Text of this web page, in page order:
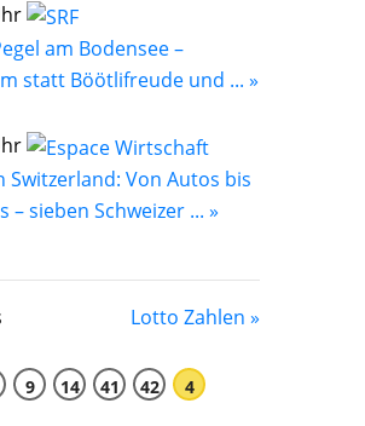
am Bodensee –
statt Böötlifreude und ... »
Switzerland: Von Autos bis
– sieben Schweizer ... »
Lotto Zahlen »
9 14 41 42 4